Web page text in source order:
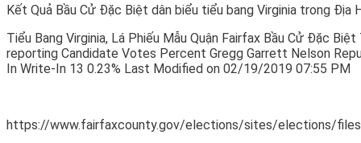
Kết Quả Bầu Cử Đặc Biệt dân biểu tiểu bang Virginia trong
Tiểu Bang Virginia, Lá Phiếu Mẫu Quận Fairfax Bầu Cử Đặc
reporting Candidate Votes Percent Gregg Garrett Nelson
In Write-In 13 0.23% Last Modified on 02/19/2019 07:55 PM
https://www.fairfaxcounty.gov/elections/sites/elections/